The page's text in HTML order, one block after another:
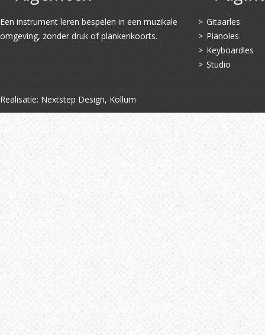
Een instrument leren bespelen in een muzikale
omgeving, zonder druk of plankenkoorts.
Gitaarles
Pianoles
Keyboardles
Studio
Realisatie: Nextstep Design, Kollum